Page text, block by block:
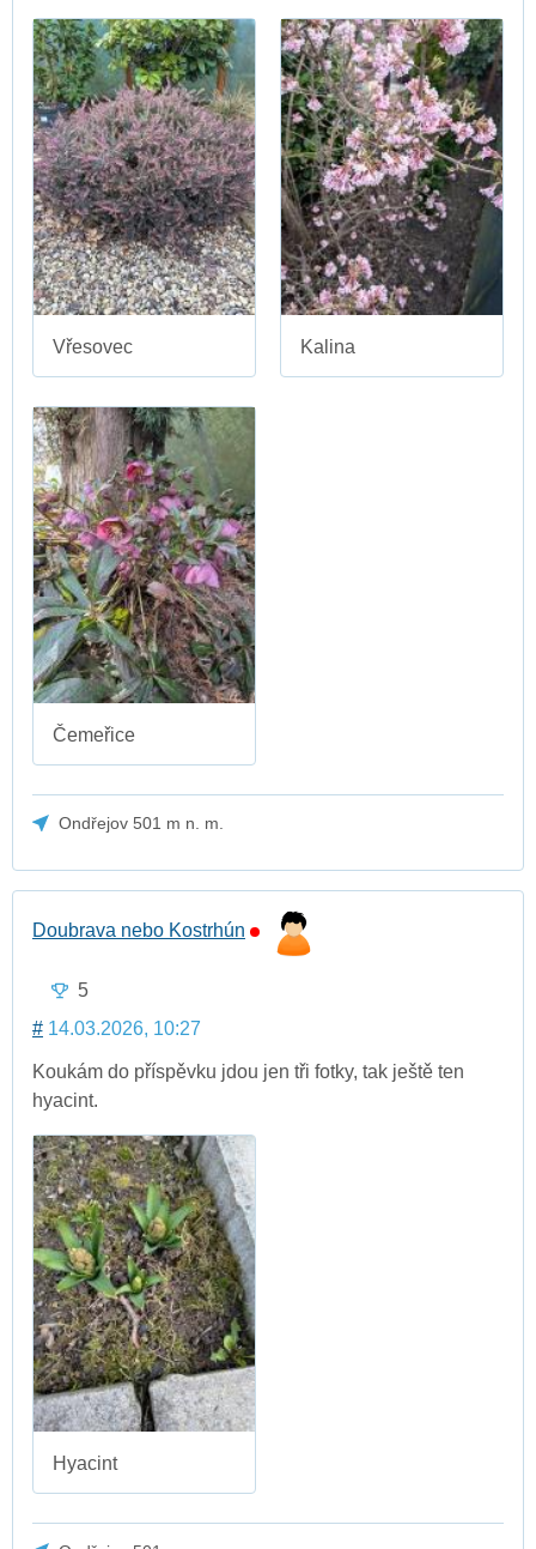
Vřesovec Kalina
Čemeřice
Ondřejov 501 m n. m.
Doubrava nebo Kostrhún
5
# 14.03.2026, 10:27
Koukám do příspěvku jdou jen tři fotky, tak ještě ten
hyacint.
Hyacint